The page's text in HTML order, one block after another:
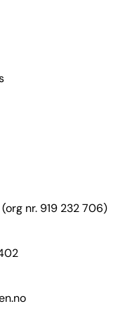
nr. 919 232 706)